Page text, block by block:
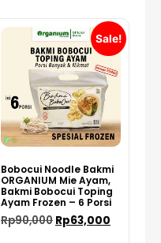
Sale!
Bobocui Noodle Bakmi
ORGANIUM Mie Ayam,
Bakmi Bobocui Toping
Ayam Frozen – 6 Porsi
Rp90,000 Rp63,000